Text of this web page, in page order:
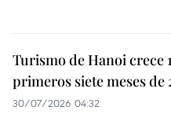
Turismo de Hanoi crece
primeros siete meses de
30/07/2026 04:32